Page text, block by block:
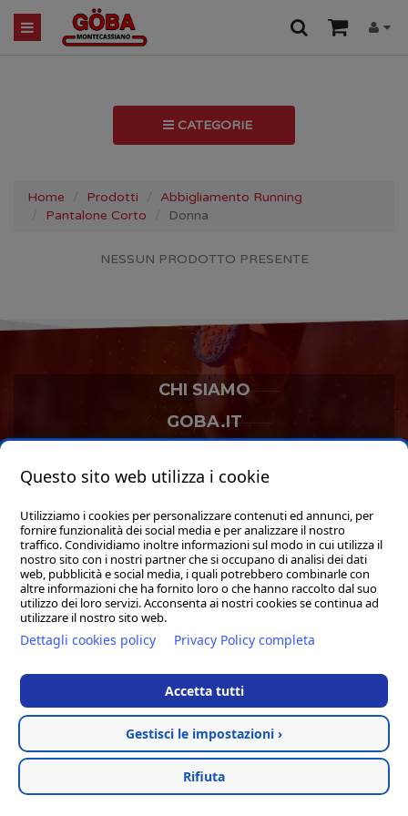
CATEGORIE
Home Prodotti
Abbigliamento Running
Pantalone Corto
Donna
NESSUN PRODOTTO PRESENTE
CHI SIAMO
GOBA.IT
Hosted & created by Clion
Questo sito web utilizza i cookie
Utilizziamo i cookies per personalizzare contenuti ed annunci, per
fornire funzionalità dei social media e per analizzare il nostro
traffico. Condividiamo inoltre informazioni sul modo in cui utilizza il
nostro sito con i nostri partner che si occupano di analisi dei dati
web, pubblicità e social media, i quali potrebbero combinarle con
altre informazioni che ha fornito loro o che hanno raccolto dal suo
utilizzo dei loro servizi. Acconsenta ai nostri cookies se continua ad
utilizzare il nostro sito web.
Dettagli cookies policy Privacy Policy completa
Accetta tutti
Gestisci le impostazioni ›
Rifiuta